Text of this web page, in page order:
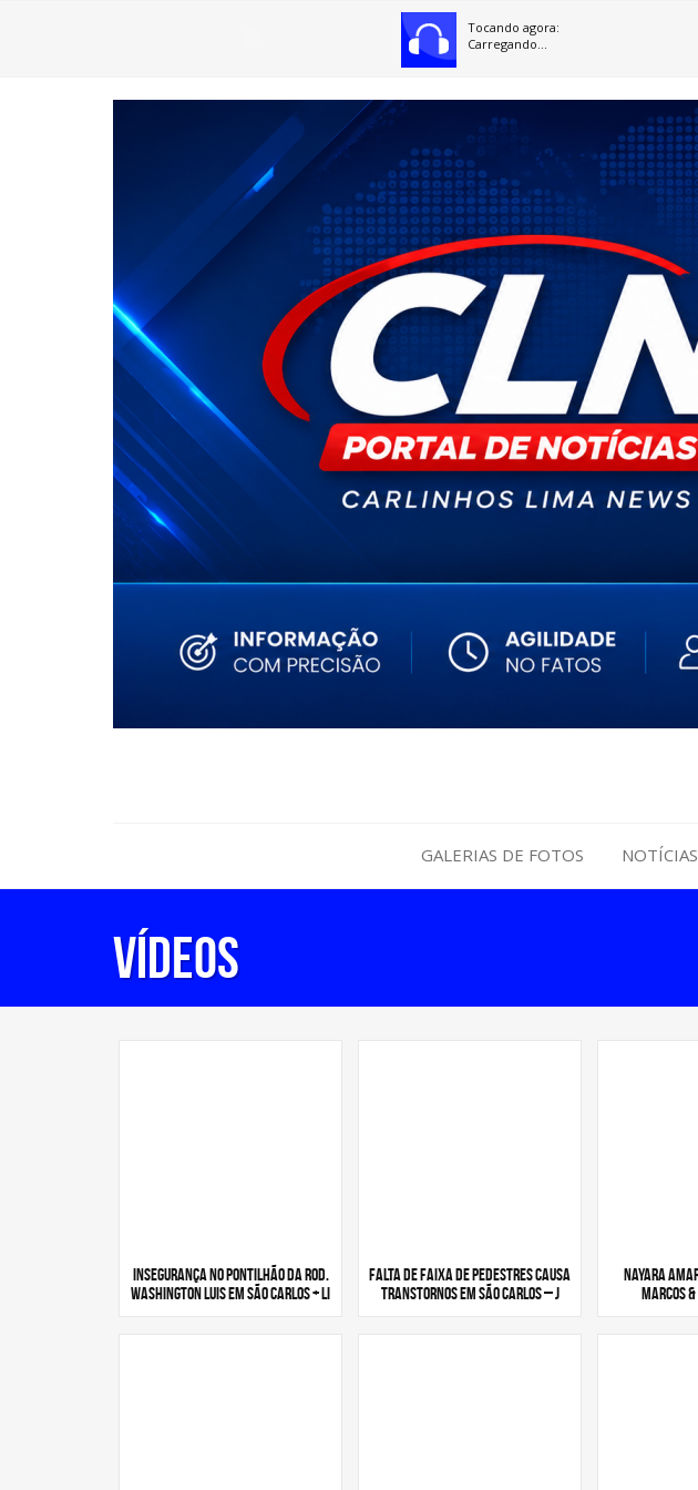
Tocando agora:
Carregando...
GALERIAS DE FOTOS NOTÍCIAS
Vídeos
Insegurança no pontilhão da rod.
Washington Luis em São Carlos + Li
Falta de faixa de pedestres causa
transtornos em São Carlos – J
Nayara
Marcos